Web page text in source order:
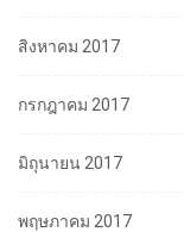
สิงหาคม 2017
กรกฎาคม 2017
มิถุนายน 2017
พฤษภาคม 2017